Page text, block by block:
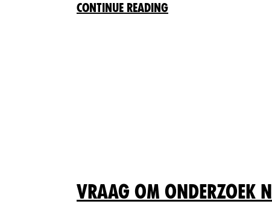
CONTINUE READING
Vraag om onderzoek